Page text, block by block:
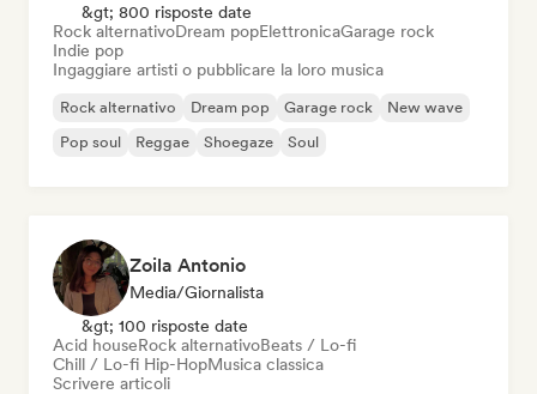
&gt; 800 risposte date
Rock alternativoDream popElettronicaGarage rock
Indie pop
Ingaggiare artisti o pubblicare la loro musica
Rock alternativo Dream pop Garage rock
New wave
Pop soul
Reggae Shoegaze Soul
Zoila Antonio
Media/Giornalista
&gt; 100 risposte date
Acid houseRock alternativoBeats / Lo-fi
Chill / Lo-fi Hip-HopMusica classica
Scrivere articoli